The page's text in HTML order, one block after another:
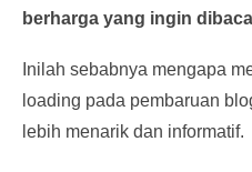
berharga yang ingin
Inilah sebabnya mengapa
loading pada pembaruan
lebih menarik dan informatif.